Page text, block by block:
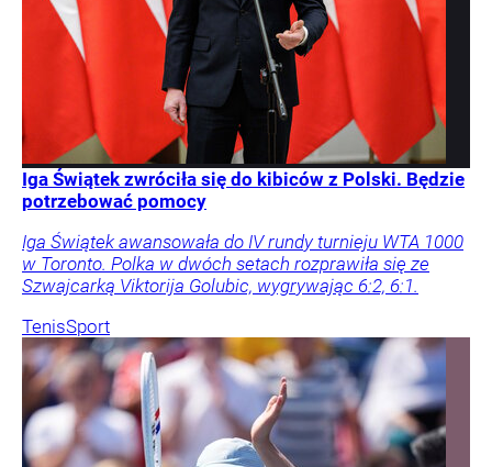
Iga Świątek zwróciła się do kibiców z Polski. Będzie
potrzebować pomocy
Iga Świątek awansowała do IV rundy turnieju WTA 1000
w Toronto. Polka w dwóch setach rozprawiła się ze
Szwajcarką Viktorija Golubic, wygrywając 6:2, 6:1.
TenisSport